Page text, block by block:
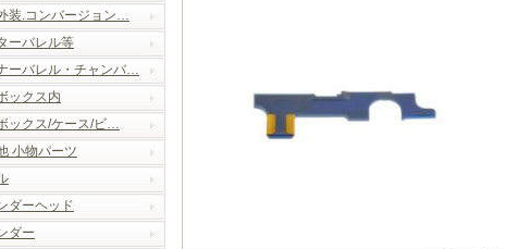
装.コンバージョン…
ーバレル等
ーバレル・チャンバ…
ックス内
ックス/ケース/ビ…
小物パーツ
ダーヘッド
ダー